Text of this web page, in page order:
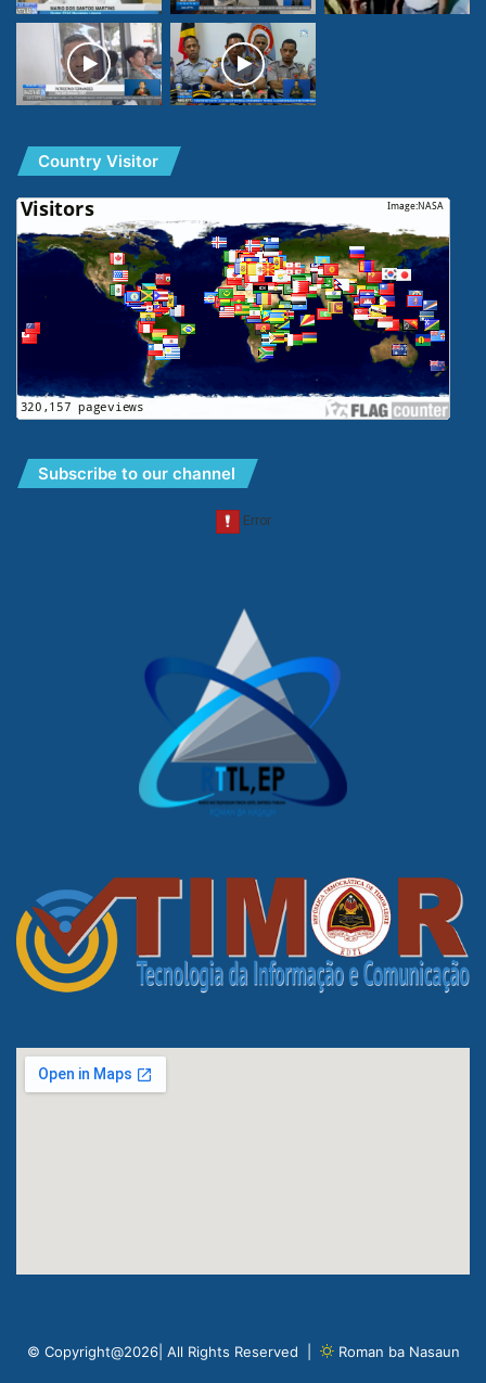
Country Visitor
Subscribe to our channel
© Copyright@2026| All Rights Reserved | Roman ba Nasaun